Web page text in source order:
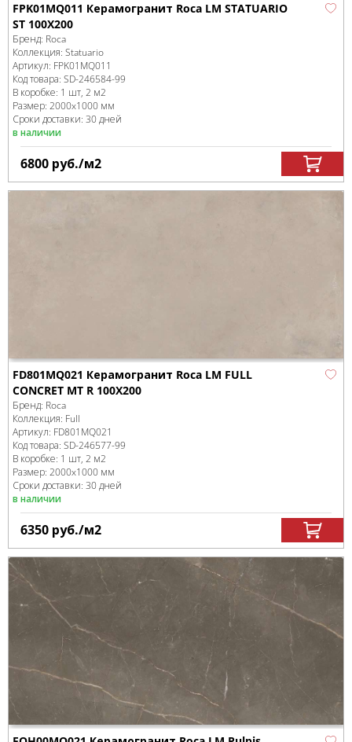
FPK01MQ011 Керамогранит Roca LM STATUARIO
ST 100X200
Бренд: Roca
Коллекция: Statuario
Артикул: FPK01MQ011
Код товара: SD-246584-99
В коробке: 1 шт, 2 м2
Размер: 2000x1000 мм
Сроки доставки: 30 дней
в наличии
6800 руб./м2
FD801MQ021 Керамогранит Roca LM FULL
CONCRET MT R 100X200
Бренд: Roca
Коллекция: Full
Артикул: FD801MQ021
Код товара: SD-246577-99
В коробке: 1 шт, 2 м2
Размер: 2000x1000 мм
Сроки доставки: 30 дней
в наличии
6350 руб./м2